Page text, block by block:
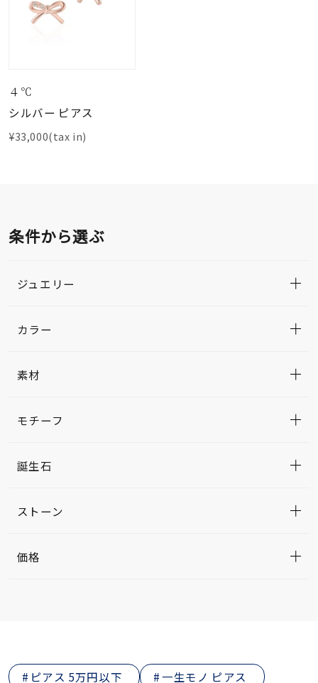
４℃
シルバー ピアス
¥33,000(tax in)
条件から選ぶ
ジュエリー
カラー
素材
モチーフ
誕生石
ストーン
価格
ピアス 5万円以下
一生モノ ピアス